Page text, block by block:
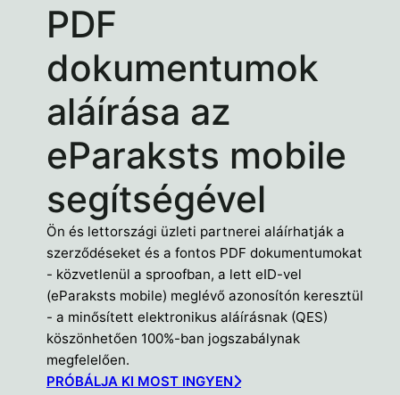
PDF
dokumentumok
aláírása az
eParaksts mobile
segítségével
Ön és lettországi üzleti partnerei aláírhatják a
szerződéseket és a fontos PDF dokumentumokat
- közvetlenül a sproofban, a lett eID-vel
(eParaksts mobile) meglévő azonosítón keresztül
- a minősített elektronikus aláírásnak (QES)
köszönhetően 100%-ban jogszabálynak
megfelelően.
PRÓBÁLJA KI MOST INGYEN